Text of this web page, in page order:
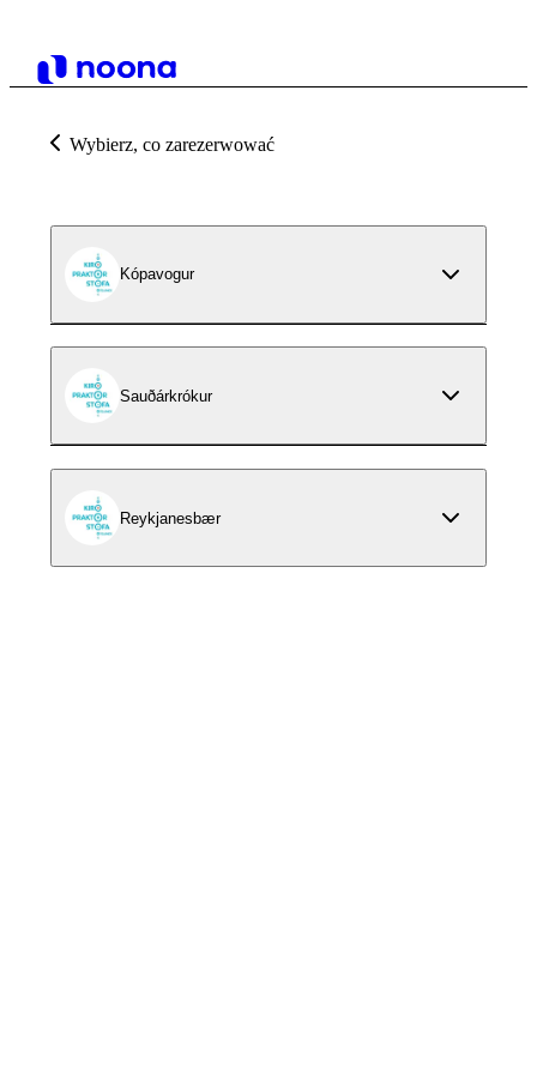
Wybierz, co zarezerwować
Kópavogur
Sauðárkrókur
Reykjanesbær